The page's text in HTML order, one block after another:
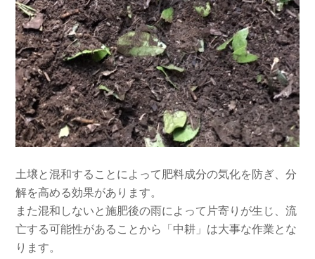
土壌と混和することによって肥料成分の気化を防ぎ、分
解を高める効果があります。
また混和しないと施肥後の雨によって片寄りが生じ、流
亡する可能性があることから「中耕」は大事な作業とな
ります。